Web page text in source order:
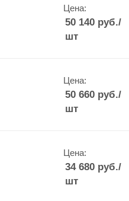
Цена:
50 140руб./
шт
Цена:
50 660руб./
шт
Цена:
34 680руб./
шт